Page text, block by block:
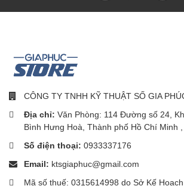
CÔNG TY TNHH KỸ THUẬT SỐ GIA
Địa chỉ: Văn Phòng: 114 Đường số 24,
Bình Hưng Hoà, Thành phố Hồ Chí Minh
Số điện thoại: 0933337176
Email: ktsgiaphuc@gmail.com
Mã số thuế: 0315614998 do Sở Kế